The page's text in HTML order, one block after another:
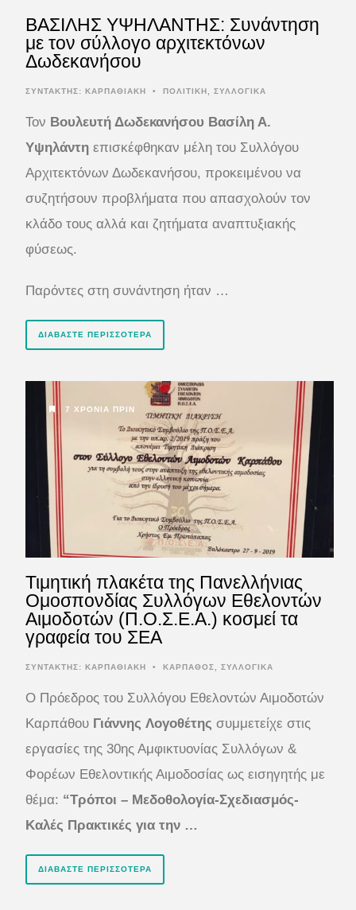
ΒΑΣΙΛΗΣ ΥΨΗΛΑΝΤΗΣ: Συνάντηση
με τον σύλλογο αρχιτεκτόνων
Δωδεκανήσου
ΣΥΝΤΆΚΤΗΣ: ΚΑΡΠΑΘΙΑΚΗ • ΠΟΛΙΤΙΚΗ ΣΥΛΛΟΓΙΚΑ
Τον Βουλευτή Δωδεκανήσου Βασίλη Α.
Υψηλάντη επισκέφθηκαν μέλη του Συλλόγου
Αρχιτεκτόνων Δωδεκανήσου, προκειμένου να
συζητήσουν προβλήματα που απασχολούν τον
κλάδο τους αλλά και ζητήματα αναπτυξιακής
φύσεως.
Παρόντες στη συνάντηση ήταν …
ΔΙΑΒΆΣΤΕ ΠΕΡΙΣΣΌΤΕΡΑ
7 ΧΡΌΝΙΑ ΠΡΙΝ
Τιμητική πλακέτα της Πανελλήνιας
Ομοσπονδίας Συλλόγων Εθελοντών
Αιμοδοτών (Π.Ο.Σ.Ε.Α.) κοσμεί τα
γραφεία του ΣΕΑ
ΣΥΝΤΆΚΤΗΣ: ΚΑΡΠΑΘΙΑΚΗ • ΚΑΡΠΑΘΟΣ ΣΥΛΛΟΓΙΚΑ
Ο Πρόεδρος του Συλλόγου Εθελοντών Αιμοδοτών
Καρπάθου Γιάννης Λογοθέτης συμμετείχε στις
εργασίες της 30ης Αμφικτυονίας Συλλόγων &
Φορέων Εθελοντικής Αιμοδοσίας ως εισηγητής με
θέμα: “Τρόποι – Μεδοθολογία-Σχεδιασμός-
Καλές Πρακτικές για την …
ΔΙΑΒΆΣΤΕ ΠΕΡΙΣΣΌΤΕΡΑ